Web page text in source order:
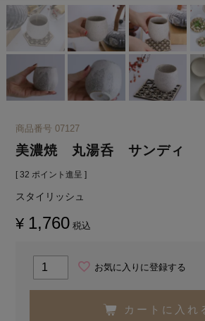
商品番号 07127
美濃焼 丸湯呑 サンディ
[ 32 ポイント進呈 ]
スタイリッシュ
¥ 1,760 税込
お気に入りに登録する
カートに入れ